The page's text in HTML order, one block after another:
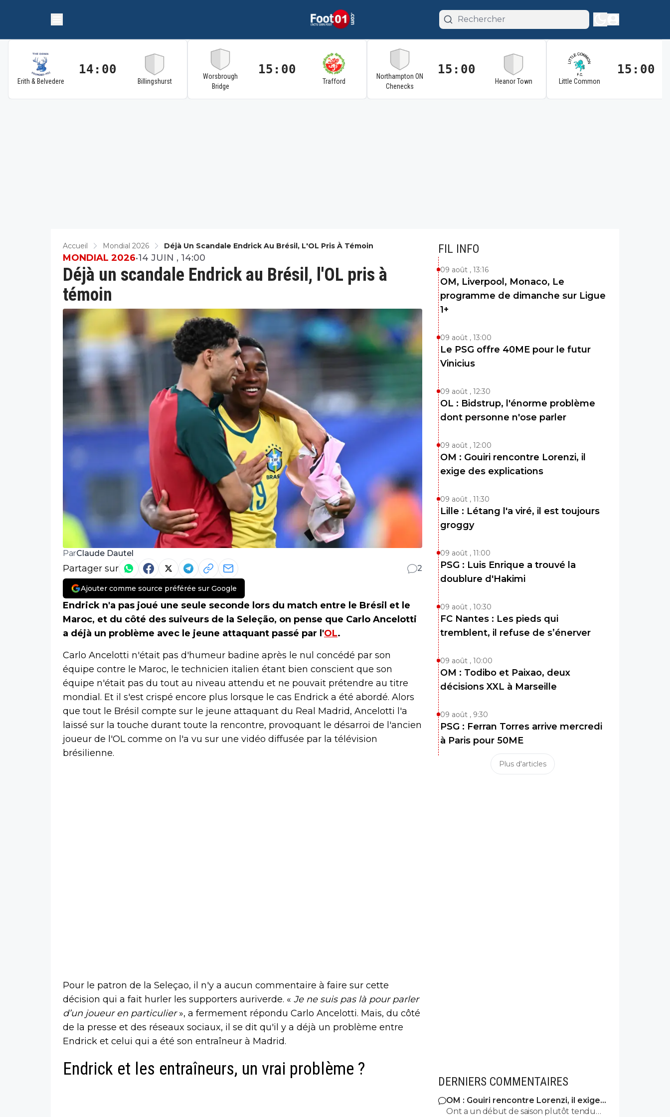
Erith & Belvedere
14:00
Billingshurst
Worsbrough
Bridge
15:00
Trafford
Northampton ON
Chenecks
15:00
Heanor Town Little Common
15:00
Accueil Mondial 2026 Déjà Un Scandale Endrick Au Brésil, L'OL Pris À Témoin
Déjà un scandale Endrick au Brésil, l'OL pris à
témoin
MONDIAL 2026•14 JUIN , 14:00
ParClaude Dautel
Partager sur 2
Ajouter comme source préférée sur Google
Endrick n'a pas joué une seule seconde lors du match entre le Brésil et le
Maroc, et du côté des suiveurs de la Seleção, on pense que Carlo Ancelotti
a déjà un problème avec le jeune attaquant passé par l'OL.
Carlo Ancelotti n'était pas d'humeur badine après le nul concédé par son
équipe contre le Maroc, le technicien italien étant bien conscient que son
équipe n'était pas du tout au niveau attendu et ne pouvait prétendre au titre
mondial. Et il s'est crispé encore plus lorsque le cas Endrick a été abordé. Alors
que tout le Brésil compte sur le jeune attaquant du Real Madrid, Ancelotti l'a
laissé sur la touche durant toute la rencontre, provoquant le désarroi de l'ancien
joueur de l'OL comme on l'a vu sur une vidéo diffusée par la télévision
brésilienne.
Pour le patron de la Seleçao, il n'y a aucun commentaire à faire sur cette
décision qui a fait hurler les supporters auriverde. « Je ne suis pas là pour parler
d’un joueur en particulier», a fermement répondu Carlo Ancelotti. Mais, du côté
de la presse et des réseaux sociaux, il se dit qu'il y a déjà un problème entre
Endrick et celui qui a été son entraîneur à Madrid.
Endrick et les entraîneurs, un vrai problème ?
FIL INFO
09 août , 13:16
OM, Liverpool, Monaco, Le
programme de dimanche sur Ligue
1+
09 août , 13:00
Le PSG offre 40ME pour le futur
Vinicius
09 août , 12:30
OL : Bidstrup, l'énorme problème
dont personne n'ose parler
09 août , 12:00
OM : Gouiri rencontre Lorenzi, il
exige des explications
09 août , 11:30
Lille : Létang l'a viré, il est toujours
groggy
09 août , 11:00
PSG : Luis Enrique a trouvé la
doublure d'Hakimi
09 août , 10:30
FC Nantes : Les pieds qui
tremblent, il refuse de s’énerver
09 août , 10:00
OM : Todibo et Paixao, deux
décisions XXL à Marseille
09 août , 9:30
PSG : Ferran Torres arrive mercredi
à Paris pour 50ME
Plus d'articles
DERNIERS COMMENTAIRES
OM : Gouiri rencontre Lorenzi, il exige
des explications
Ont a un début de saison plutôt tendu